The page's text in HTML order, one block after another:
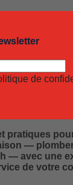
de
pratiques
—
— avec une
de votre